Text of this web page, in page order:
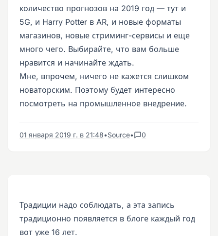
количество прогнозов на 2019 год — тут и
5G, и Harry Potter в AR, и новые форматы
магазинов, новые стриминг-сервисы и еще
много чего. Выбирайте, что вам больше
нравится и начинайте ждать.
Мне, впрочем, ничего не кажется слишком
новаторским. Поэтому будет интересно
посмотреть на промышленное внедрение.
01 января 2019 г. в 21:48•Source• 0
Традиции надо соблюдать, а эта запись
традиционно появляется в блоге каждый год
вот уже 16 лет.